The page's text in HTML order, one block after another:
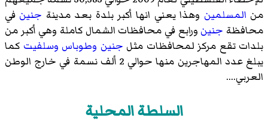
من المسلمين وهذا يعني انها أكبر بلدة بعد مدينة جنين في
محافظة جنين ورابع في محافظات الشمال كاملة وهي أكبر من
بلدات تقع مركز لمحافظات مثل جنين وطوباس وسلفيت كما
يبلغ عدد المهاجرين منها حوالي 2 ألف نسمة في خارج الوطن
العربي....
السلطة المحلية